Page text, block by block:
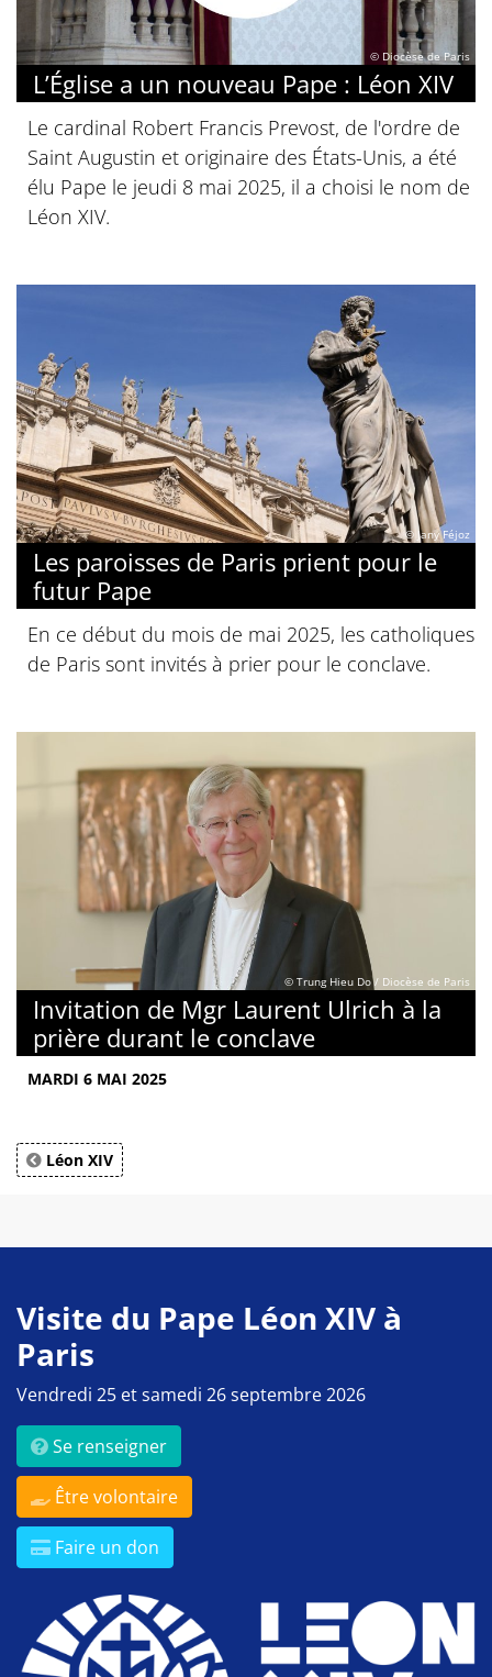
© Diocèse de Paris
L’Église a un nouveau Pape : Léon XIV
Le cardinal Robert Francis Prevost, de l'ordre de
Saint Augustin et originaire des États-Unis, a été
élu Pape le jeudi 8 mai 2025, il a choisi le nom de
Léon XIV.
© Jany Féjoz
Les paroisses de Paris prient pour le
futur Pape
En ce début du mois de mai 2025, les catholiques
de Paris sont invités à prier pour le conclave.
© Trung Hieu Do / Diocèse de Paris
Invitation de Mgr Laurent Ulrich à la
prière durant le conclave
MARDI 6 MAI 2025
Léon XIV
Visite du Pape Léon XIV à
Paris
Vendredi 25 et samedi 26 septembre 2026
Se renseigner
Être volontaire
Faire un don